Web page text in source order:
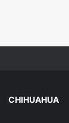
asustada
CHIHUAHUA